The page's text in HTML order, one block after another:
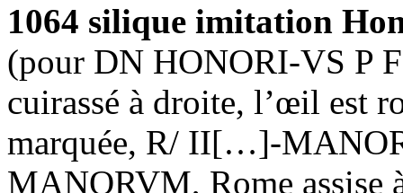
1064 silique imitation
(pour DN HONORI-VS P
cuirassé à droite, l’œil est
marquée, R/ II[…]-
MANORVM, Rome assise